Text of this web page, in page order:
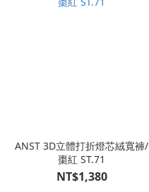
ANST 3D立體打折燈芯絨寬褲/
棗紅 ST.71
NT$1,380